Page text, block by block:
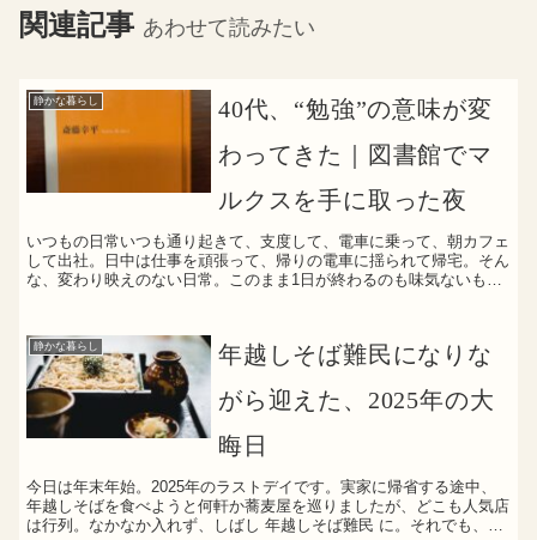
関連記事 あわせて読みたい
静かな暮らし
40代、“勉強”の意味が変
わってきた｜図書館でマ
ルクスを手に取った夜
いつもの日常いつも通り起きて、支度して、電車に乗って、朝カフェ
して出社。日中は仕事を頑張って、帰りの電車に揺られて帰宅。そん
な、変わり映えのない日常。このまま1日が終わるのも味気ないもち
静かな暮らし
年越しそば難民になりな
がら迎えた、2025年の大
晦日
今日は年末年始。2025年のラストデイです。実家に帰省する途中、
年越しそばを食べようと何軒か蕎麦屋を巡りましたが、どこも人気店
は行列。なかなか入れず、しばし 年越しそば難民 に。それでも、年